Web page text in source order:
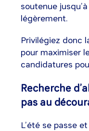
soutenue
légèrement.
Privilégiez donc
pour maximiser
candidatures
Recherche
pas au
L’été se passe